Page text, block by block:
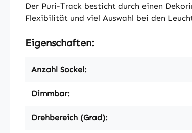
Der Puri-Track besticht durch einen
Flexibilität und viel Auswahl bei den
Eigenschaften:
Anzahl Sockel:
Dimmbar:
Drehbereich (Grad):